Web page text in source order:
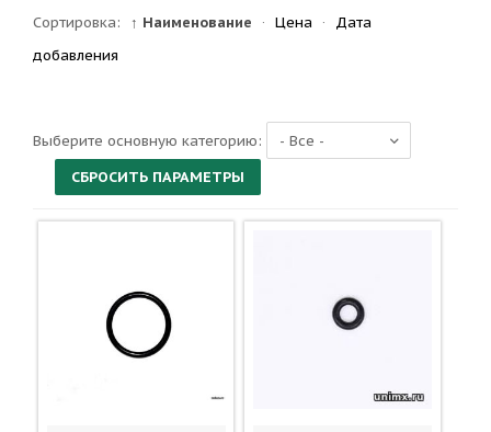
Сортировка: ↑ Наименование · Цена ·
Дата
добавления
Выберите основную категорию: